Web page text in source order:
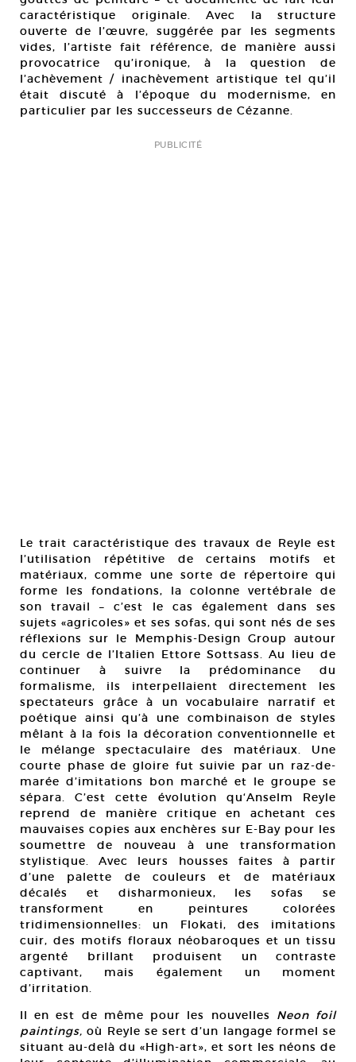
caractéristique originale. Avec la structure
ouverte de l’œuvre, suggérée par les segments
vides, l’artiste fait référence, de manière aussi
provocatrice qu’ironique, à la question de
l’achèvement / inachèvement artistique tel qu’il
était discuté à l’époque du modernisme, en
particulier par les successeurs de Cézanne.
PUBLICITÉ
Le trait caractéristique des travaux de Reyle est
l’utilisation répétitive de certains motifs et
matériaux, comme une sorte de répertoire qui
forme les fondations, la colonne vertébrale de
son travail – c’est le cas également dans ses
sujets «agricoles» et ses sofas, qui sont nés de ses
réflexions sur le Memphis-Design Group autour
du cercle de l’Italien Ettore Sottsass. Au lieu de
continuer à suivre la prédominance du
formalisme, ils interpellaient directement les
spectateurs grâce à un vocabulaire narratif et
poétique ainsi qu’à une combinaison de styles
mêlant à la fois la décoration conventionnelle et
le mélange spectaculaire des matériaux. Une
courte phase de gloire fut suivie par un raz-de-
marée d’imitations bon marché et le groupe se
sépara. C’est cette évolution qu‘Anselm Reyle
reprend de manière critique en achetant ces
mauvaises copies aux enchères sur E-Bay pour les
soumettre de nouveau à une transformation
stylistique. Avec leurs housses faites à partir
d’une palette de couleurs et de matériaux
décalés et disharmonieux, les sofas se
transforment en peintures colorées
tridimensionnelles: un Flokati, des imitations
cuir, des motifs floraux néobaroques et un tissu
argenté brillant produisent un contraste
captivant, mais également un moment
d’irritation.
Il en est de même pour les nouvelles Neon foil
paintings, où Reyle se sert d’un langage formel se
situant au-delà du «High-art», et sort les néons de